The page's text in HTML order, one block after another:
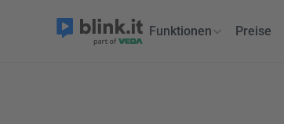
Funktionen Preise